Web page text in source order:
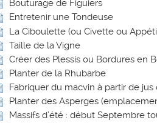
Bouturage de Figuiers
Entretenir une Tondeuse
La Ciboulette (ou Civette ou
Taille de la Vigne
Créer des Plessis ou Bordures en
Planter de la Rhubarbe
Fabriquer du macvin à partir de jus
Planter des Asperges
Massifs d’été : début Septembre